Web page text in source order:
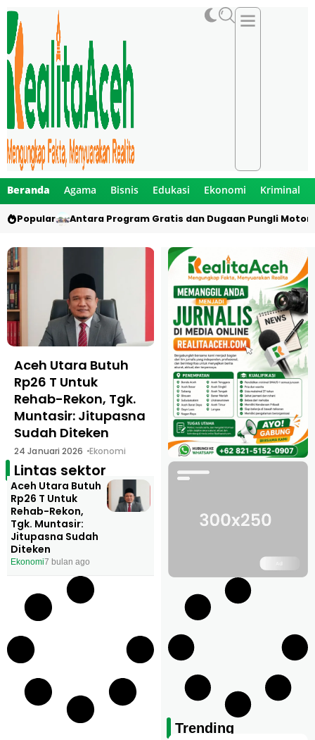
Beranda Agama Bisnis Edukasi Ekonomi Kriminal
Popular Antara Program Gratis dan Dugaan Pungli Motor
Aceh Utara Butuh
Rp26 T Untuk
Rehab-Rekon, Tgk.
Muntasir: Jitupasna
Sudah Diteken
24 Januari 2026 Ekonomi
Lintas sektor
Aceh Utara Butuh
Rp26 T Untuk
Rehab-Rekon,
Tgk. Muntasir:
Jitupasna Sudah
Diteken
Ekonomi7 bulan ago
Trending